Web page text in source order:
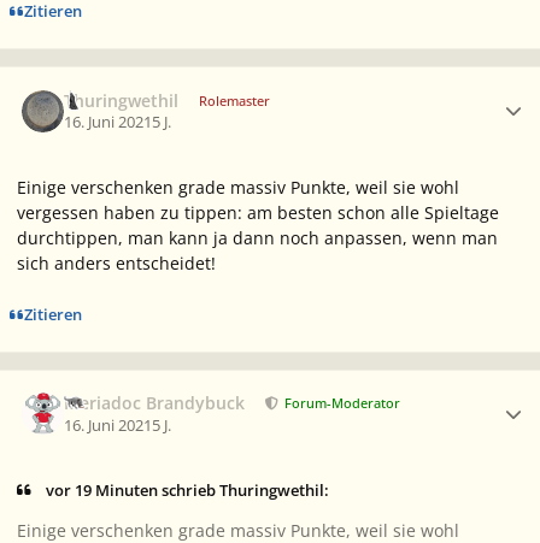
Zitieren
Thuringwethil Rolemaster
16. Juni 20215 J.
Einige verschenken grade massiv Punkte, weil sie wohl
vergessen haben zu tippen: am besten schon alle Spieltage
durchtippen, man kann ja dann noch anpassen, wenn man
sich anders entscheidet!
Zitieren
Meriadoc Brandybuck Forum-Moderator
16. Juni 20215 J.
vor 19 Minuten schrieb Thuringwethil:
Einige verschenken grade massiv Punkte, weil sie wohl